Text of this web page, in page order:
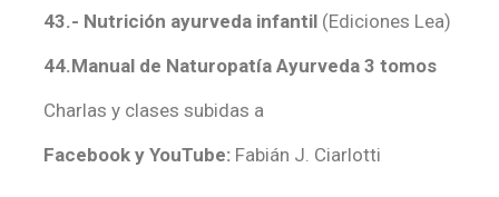
43.- Nutrición ayurveda infantil (Ediciones Lea)
44.Manual de Naturopatía Ayurveda 3 tomos
Charlas y clases subidas a
Facebook y YouTube: Fabián J. Ciarlotti